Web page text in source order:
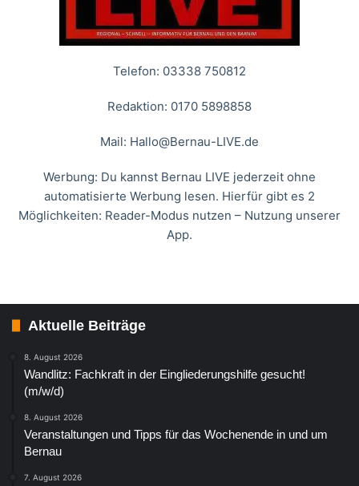
Telefon: 03338 750812
Redaktion: 0170 5898858
Mail: Hallo@Bernau-LIVE.de
Werbung: Du kannst Bernau LIVE jederzeit ohne
automatisierte Werbung lesen. Hierfür gibt es 2
Möglichkeiten: Reader-Modus nutzen – Nutzung unserer
App.
Aktuelle Beiträge
8. August 2026
Wandlitz: Fachkraft in der Eingliederungshilfe gesucht!
(m/w/d)
8. August 2026
Veranstaltungen und Tipps für das Wochenende in und um
Bernau
7. August 2026